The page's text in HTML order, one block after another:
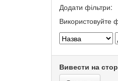
Додати фільтри:
Використовуйте
Вивести на